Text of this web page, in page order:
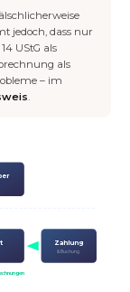
jedoch, dass nur
UStG als
als
– im
.
Zahlung
& Buchung